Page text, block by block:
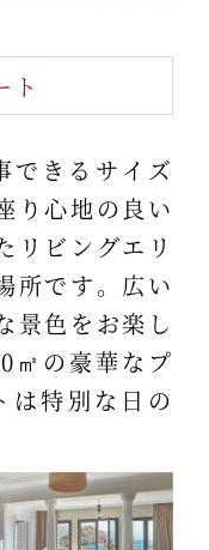
ト
できるサイズ
り心地の良い
リビングエリ
所です。広い
景色をお楽し
㎡の豪華なプ
は特別な日の